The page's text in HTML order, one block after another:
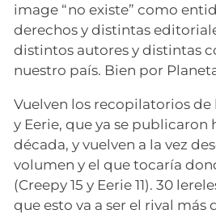
image “no existe” como
derechos y distintas
distintos autores y distintas
nuestro país. Bien por
Vuelven los recopilatorios de
y Eerie, que ya se publicaron
década, y vuelven a la vez
volumen y el que tocaría
(Creepy 15 y Eerie 11). 30
que esto va a ser el rival más